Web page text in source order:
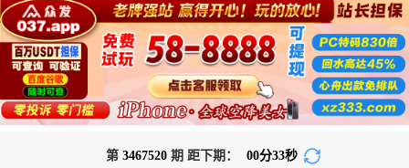
第 3467520期 距下期： 00分32秒